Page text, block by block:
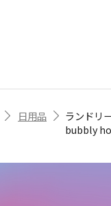
日用品
ランドリ
bubbly